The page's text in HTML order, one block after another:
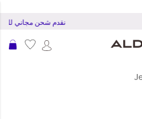
نقدم شحن مجاني